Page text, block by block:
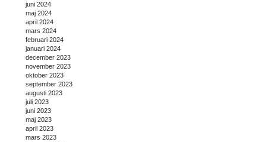
juni 2024
maj 2024
april 2024
mars 2024
februari 2024
januari 2024
december 2023
november 2023
oktober 2023
september 2023
augusti 2023
juli 2023
juni 2023
maj 2023
april 2023
mars 2023